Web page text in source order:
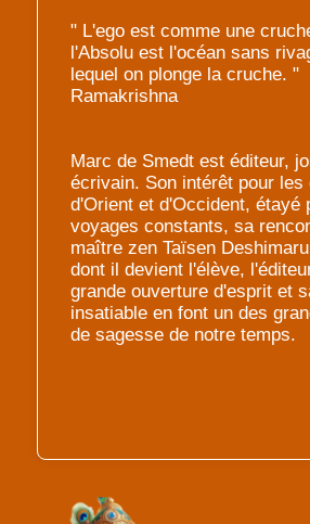
" L'ego est comme une
l'Absolu est l'océan sans
lequel on plonge la cruche. "
Ramakrishna
Marc de Smedt est éditeur,
écrivain. Son intérêt pour les
d'Orient et d'Occident, étayé
voyages constants, sa
maître zen Taïsen
dont il devient l'élève,
grande ouverture d'esprit et
insatiable en font un des
de sagesse de notre temps.